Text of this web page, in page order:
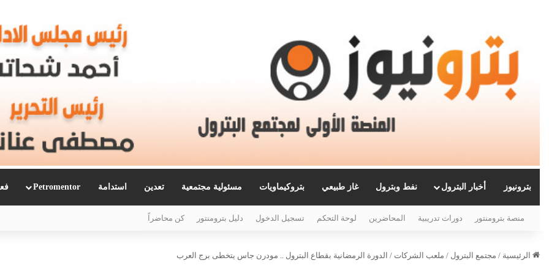
بترونيوز أخبار البترول نفط وبترول غاز طبيعي بتروكيماويات مسئولية مجتمعية تعدين استدامة Petromentor
منصة بترومنتور دورات تدريبية المحاضرين لوحة التحكم تسجيل الدخول دليل بترومنتور كن محاضراً
الرئيسية / مجتمع البترول / ملعب الشركات / الدورة الرمضانية بقطاع البترول .. مودرن جاس يتخطى برج العرب